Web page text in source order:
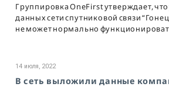
Группировка OneFirst утверждает,
данных сети спутниковой связи
не может нормально
14 июля, 2022
В сеть выложили данные